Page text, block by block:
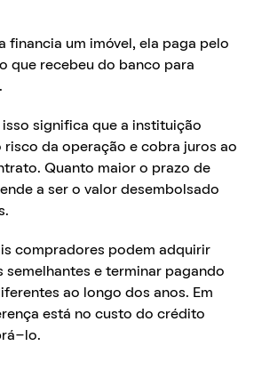
financia um imóvel, ela paga pelo
que recebeu do banco para
isso significa que a instituição
risco da operação e cobra juros ao
Quanto maior o prazo de
a ser o valor desembolsado
compradores podem adquirir
semelhantes e terminar pagando
ao longo dos anos. Em
está no custo do crédito
lo.